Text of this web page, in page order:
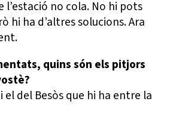
l’estació no cola. No hi pots
hi ha d’altres solucions. Ara
quins són els pitjors
el del Besòs que hi ha entre la